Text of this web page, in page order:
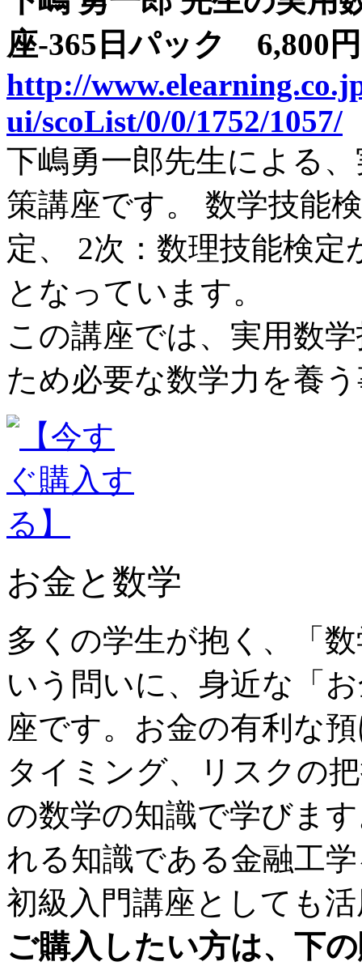
座-365日パック 6,800円
http://
ui/scoList/0/0/1752/1057/
下嶋勇一郎先生による
策講座です。 数学技能
定、 2次：数理技能検
となっています。
この講座では、実用数
ため必要な数学力を養
お金と数学
多くの学生が抱く、「
いう問いに、身近な「
座です。お金の有利な
タイミング、リスクの
の数学の知識で学びま
れる知識である金融工
初級入門講座としても
ご購入したい方は、下